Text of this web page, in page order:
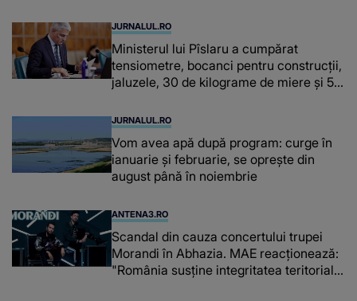
JURNALUL.RO
Ministerul lui Pîslaru a cumpărat
tensiometre, bocanci pentru construcții,
jaluzele, 30 de kilograme de miere și 50
JURNALUL.RO
Vom avea apă după program: curge în
ianuarie și februarie, se oprește din
august până în noiembrie
ANTENA3.RO
Scandal din cauza concertului trupei
Morandi în Abhazia. MAE reacționează:
"România susține integritatea teritorială